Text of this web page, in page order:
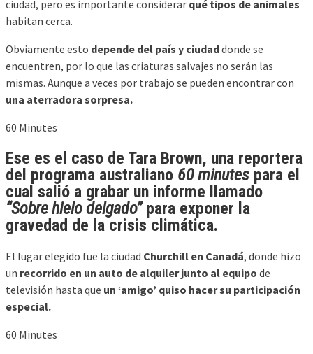
ciudad, pero es importante considerar qué tipos de animales
habitan cerca.
Obviamente esto depende del país y ciudaddonde se
encuentren, por lo que las criaturas salvajes no serán las
mismas. Aunque a veces por trabajo se pueden encontrar con
una aterradora sorpresa.
60 Minutes
Ese es el caso de Tara Brown, una reportera
del programa australiano 60 minutes para el
cual salió a grabar un informe llamado
“Sobre hielo delgado”para exponer la
gravedad de la crisis climática.
El lugar elegido fue la ciudad Churchill en Canadá, donde hizo
un recorrido en un auto de alquiler junto al equipo de
televisión hasta que un ‘amigo’ quiso hacer su participación
especial.
60 Minutes